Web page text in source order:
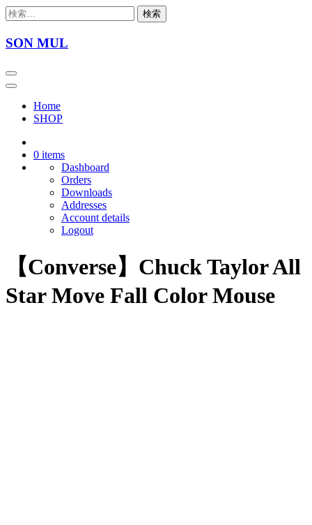
Skip
to
content
検
SON MUL
Home
SHOP
0 items
Dashboard
Orders
Downloads
Addresses
Account details
Logout
【Converse】Chuck Taylor All
Star Move Fall Color Mouse